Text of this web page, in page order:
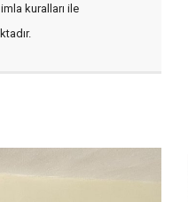
kuralları ile